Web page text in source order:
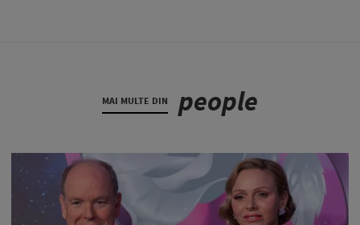
MAI MULTE DIN people